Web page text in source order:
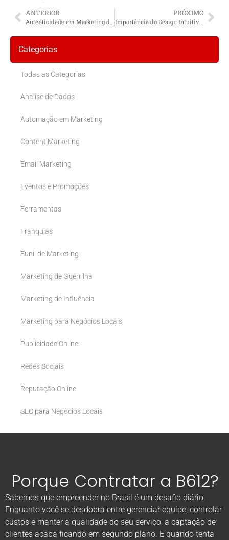
ANTERIOR
Autenticidade em Marketing de Influência Local
PRÓXIMO
Importância do Design Intuitivo em Aplicativos Locais
Categorias
Todas as Categorias
Analise de Dados
Automação em Marketing
Content Marketing
Email Marketing
Eventos e Promoções
Ferramentas
Franquias
Funil de Marketing
Marketing de Guerrilha
Marketing de Influência
Marketing para Negócios Locais
Publicidade Online
Redes Sociais
Reputação Online
SEO para Negócios Locais
Porque Contratar a B612?
Sabemos que empreender no Brasil é um desafio diário.
Enquanto você se desdobra entre gerenciar equipe, controlar
custos e manter a qualidade do seu serviço, a captação de
clientes acaba ficando em segundo plano. E quando tenta